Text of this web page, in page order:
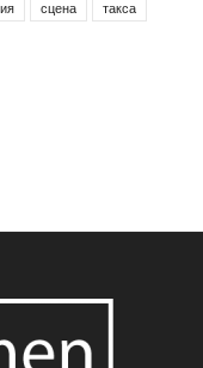
сцена такса